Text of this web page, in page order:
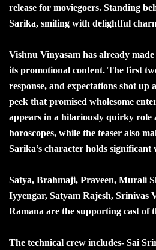
release for moviegoers. Standing
Sarika, smiling with delightful
Vishnu Vinyasam has already
its promotional content. The first
response, and expectations shot up
peek that promised wholesome
appears in a hilariously quirky role
horoscopes, while the teaser also
Sarika’s character holds
Satya, Brahmaji, Praveen, Murali
Iyyengar, Satyam Rajesh, Srinivas
Ramana are the supporting cast of
The technical crew includes- Sai